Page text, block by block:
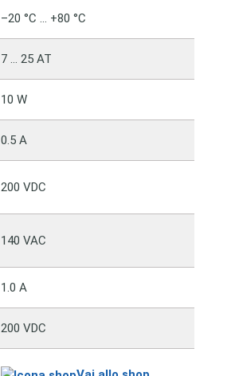
–20 °C … +80 °C
7 … 25 AT
10 W
0.5 A
200 VDC
140 VAC
1.0 A
200 VDC